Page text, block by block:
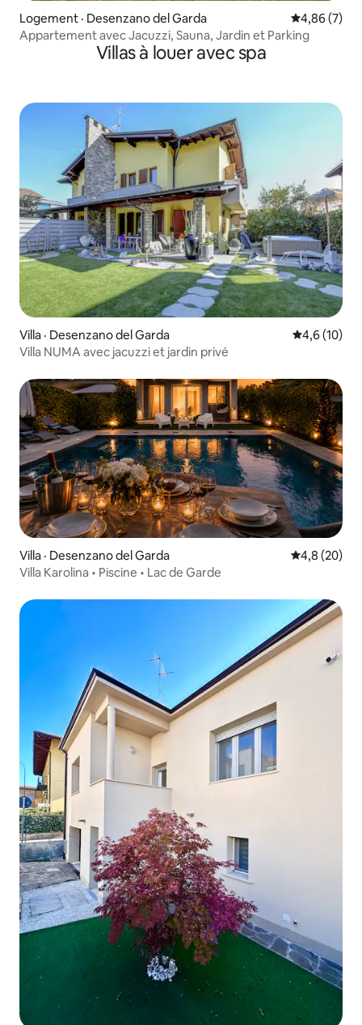
Logement · Desenzano del Garda Note
4,86 (7)
Appartement avec Jacuzzi, Sauna, Jardin et Parking
Villas à louer avec spa
Villa · Desenzano del Garda Note
4,6 (10)
Villa NUMA avec jacuzzi et jardin privé
Villa · Desenzano del Garda Note
4,8 (20)
Villa Karolina • Piscine • Lac de Garde